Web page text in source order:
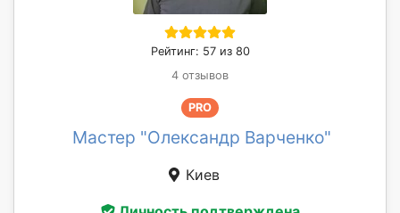
Рейтинг: 57 из 80
4 отзывов
PRO
Мастер "Олександр Варченко"
Киев